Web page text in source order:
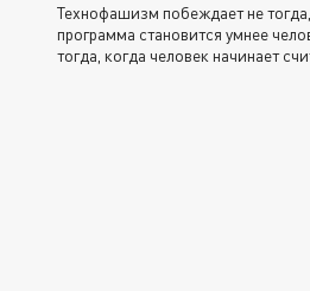
Технофашизм побеждает не
программа становится умнее
тогда, когда человек начинает